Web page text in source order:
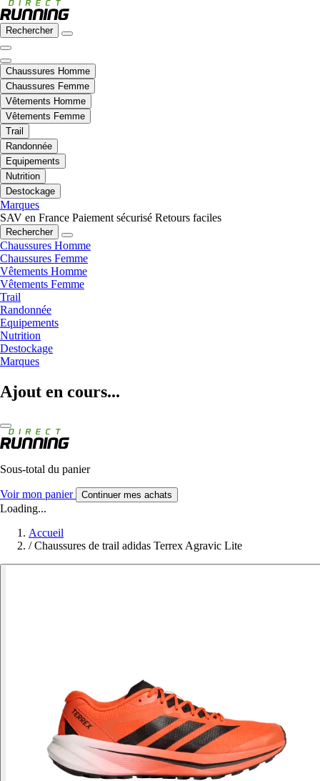
Rechercher
Chaussures Homme
Chaussures Femme
Vêtements Homme
Vêtements Femme
Trail
Randonnée
Equipements
Nutrition
Destockage
Marques
SAV en France Paiement sécurisé Retours faciles
Rechercher
Chaussures Homme
Chaussures Femme
Vêtements Homme
Vêtements Femme
Trail
Randonnée
Equipements
Nutrition
Destockage
Marques
Ajout en cours...
Sous-total du panier
Voir mon panier Continuer mes achats
Loading...
Accueil
/ Chaussures de trail adidas Terrex Agravic Lite